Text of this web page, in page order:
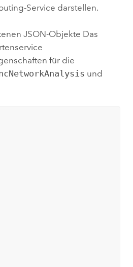
Service darstellen.
JSON-Objekte Das
für die
und